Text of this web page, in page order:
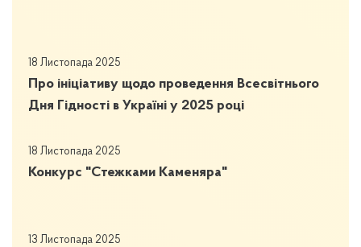
18 Листопада 2025
Про ініціативу щодо проведення Всесвітнього
Дня Гідності в Україні у 2025 році
18 Листопада 2025
Конкурс "Стежками Каменяра"
13 Листопада 2025